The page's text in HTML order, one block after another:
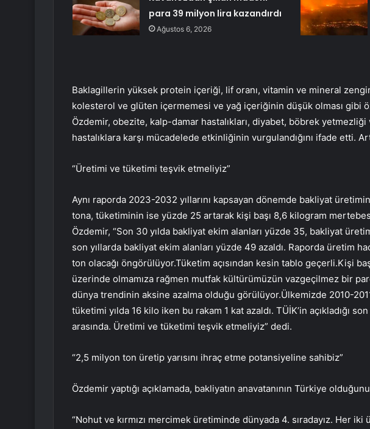
para 39 milyon lira kazandırdı
Ağustos 6, 2026
Baklagillerin yüksek protein içeriği, lif oranı, vitamin ve mineral
kolesterol ve glüten içermemesi ve yağ içeriğinin düşük olması gibi
Özdemir, obezite, kalp-damar hastalıkları, diyabet, böbrek
hastalıklara karşı mücadelede etkinliğinin vurgulandığını ifade etti.
“Üretimi ve tüketimi teşvik etmeliyiz”
Aynı raporda 2023-2032 yıllarını kapsayan dönemde bakliyat
tona, tüketiminin ise yüzde 25 artarak kişi başı 8,6 kilogram
Özdemir, “Son 30 yılda bakliyat ekim alanları yüzde 35, bakliyat
son yıllarda bakliyat ekim alanları yüzde 49 azaldı. Raporda üretim
ton olacağı öngörülüyor.Tüketim açısından kesin tablo geçerli.Kişi
üzerinde olmamıza rağmen mutfak kültürümüzün vazgeçilmez bir
dünya trendinin aksine azalma olduğu görülüyor.Ülkemizde 2010-
tüketimi yılda 16 kilo iken bu rakam 1 kat azaldı. TÜİK’in açıkladığı
arasında. Üretimi ve tüketimi teşvik etmeliyiz” dedi.
“2,5 milyon ton üretip yarısını ihraç etme potansiyeline sahibiz”
Özdemir yaptığı açıklamada, bakliyatın anavatanının Türkiye
“Nohut ve kırmızı mercimek üretiminde dünyada 4. sıradayız. Her iki